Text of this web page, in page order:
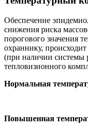
Обеспечение
снижения риска
порогового значения
охраннику,
(при наличии системы
тепловизионного
Нормальная
Повышенная